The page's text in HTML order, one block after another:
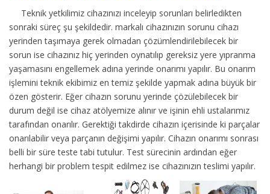
Teknik yetkilimiz cihazınızı inceleyip sorunları belirledikten
sonraki süreç şu şekildedir. markalı cihazınızın sorunu cihazı
yerinden taşımaya gerek olmadan çözümlendirilebilecek bir
sorun ise cihazınız hiç yerinden oynatılıp gereksiz yere yıpranma
yaşamasını engellemek adına yerinde onarımı yapılır. Bu onarım
işlemini teknik ekibimiz en temiz şekilde yapmak adına büyük bir
özen gösterir. Eğer cihazın sorunu yerinde çözülebilecek bir
durum değil ise cihaz atölyemize alınır ve işinin ehli ustalarımız
tarafından onarılır. Gerektiği takdirde cihazın içerisinde ki parçalar
onarılabilir veya parçanın değişimi yapılır. Cihazın onarımı sonrası
belli bir süre teste tabi tutulur. Test sürecinin ardından eğer
herhangi bir problem tespit edilmez ise cihazınızın teslimi yapılır.